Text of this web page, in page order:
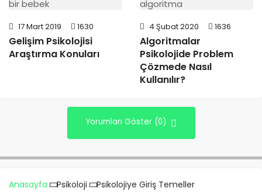
17 Mart 2019 1630
Gelişim Psikolojisi
Araştırma Konuları
4 Şubat 2020 1636
Algoritmalar
Psikolojide Problem
Çözmede Nasıl
Kullanılır?
Yorumları Göster (0)
Anasayfa Psikoloji Psikolojiye Giriş Temeller